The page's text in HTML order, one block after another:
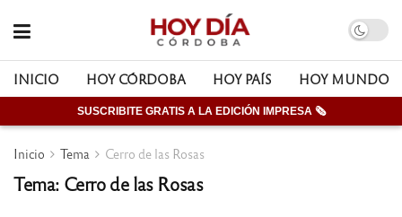
INICIO HOY CÓRDOBA HOY PAÍS HOY MUNDO
SUSCRIBITE GRATIS A LA EDICIÓN IMPRESA 🗞
Inicio Tema Cerro de las Rosas
Tema: Cerro de las Rosas